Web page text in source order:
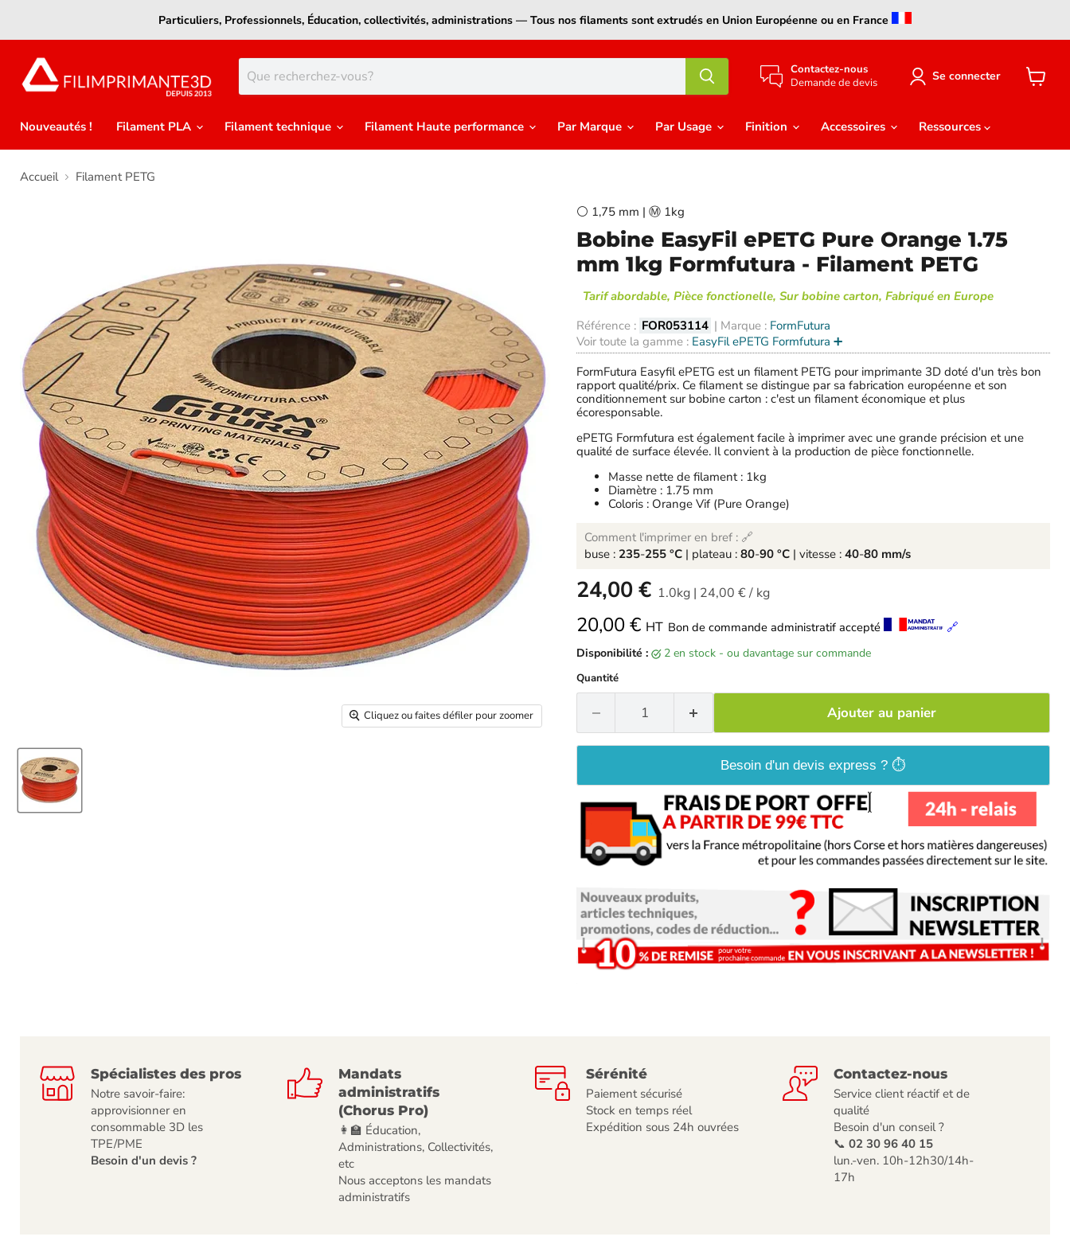
Particuliers, Professionnels, Éducation, collectivités, administrations — Tous nos filaments sont extrudés en Union Européenne ou en France
Contactez-nous
Demande de devis
Se connecter
Voir
Nouveautés ! Filament PLA Filament technique Filament Haute performance Par Marque Par Usage Finition Accessoires Ressources
Accueil Filament PETG
Cliquez ou faites défiler pour zoomer
⚪ 1,75 mm | Ⓜ️ 1kg
Bobine EasyFil ePETG Pure Orange 1.75
mm 1kg Formfutura - Filament PETG
Tarif abordable, Pièce fonctionelle, Sur bobine carton, Fabriqué en Europe
Référence : FOR053114 | Marque : FormFutura
Voir toute la gamme : EasyFil ePETG Formfutura ➕
FormFutura Easyfil ePETG est un filament PETG pour imprimante 3D doté d'un très bon
rapport qualité/prix. Ce filament se distingue par sa fabrication européenne et son
conditionnement sur bobine carton : c'est un filament économique et plus
écoresponsable.
ePETG Formfutura est également facile à imprimer avec une grande précision et une
qualité de surface élevée. Il convient à la production de pièce fonctionnelle.
Masse nette de filament : 1kg
Diamètre : 1.75 mm
Coloris : Orange Vif (Pure Orange)
Comment l'imprimer en bref : 🔗
buse : 235-255 °C| plateau : 80-90 °C| vitesse : 40-80 mm/s
-
24,00 € 1.0kg| 24,00 €/ kg
20,00 € HT Bon de commande administratif accepté 🔗
Disponibilité : 2 en stock - ou davantage sur commande
Quantité
Ajouter au panier
Besoin d'un devis express ? ⏱️
Spécialistes des pros
Notre savoir-faire:
approvisionner en
consommable 3D les
TPE/PME
Besoin d'un devis ?
Mandats
administratifs
(Chorus Pro)
👩‍🏫 Éducation,
Administrations, Collectivités,
etc
Nous acceptons les mandats
administratifs
Sérénité
Paiement sécurisé
Stock en temps réel
Expédition sous 24h ouvrées
Contactez-nous
Service client réactif et de
qualité
Besoin d'un conseil ?
📞 02 30 96 40 15
lun.-ven. 10h-12h30/14h-
17h